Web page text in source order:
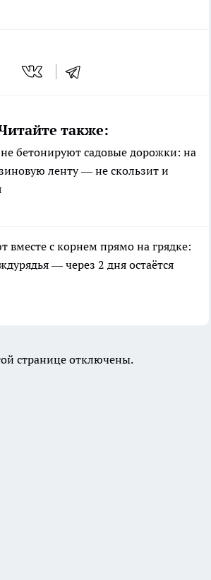
также:
бетонируют садовые дорожки: на
ленту — не скользит и
вместе с корнем прямо на грядке:
— через 2 дня остаётся
странице отключены.